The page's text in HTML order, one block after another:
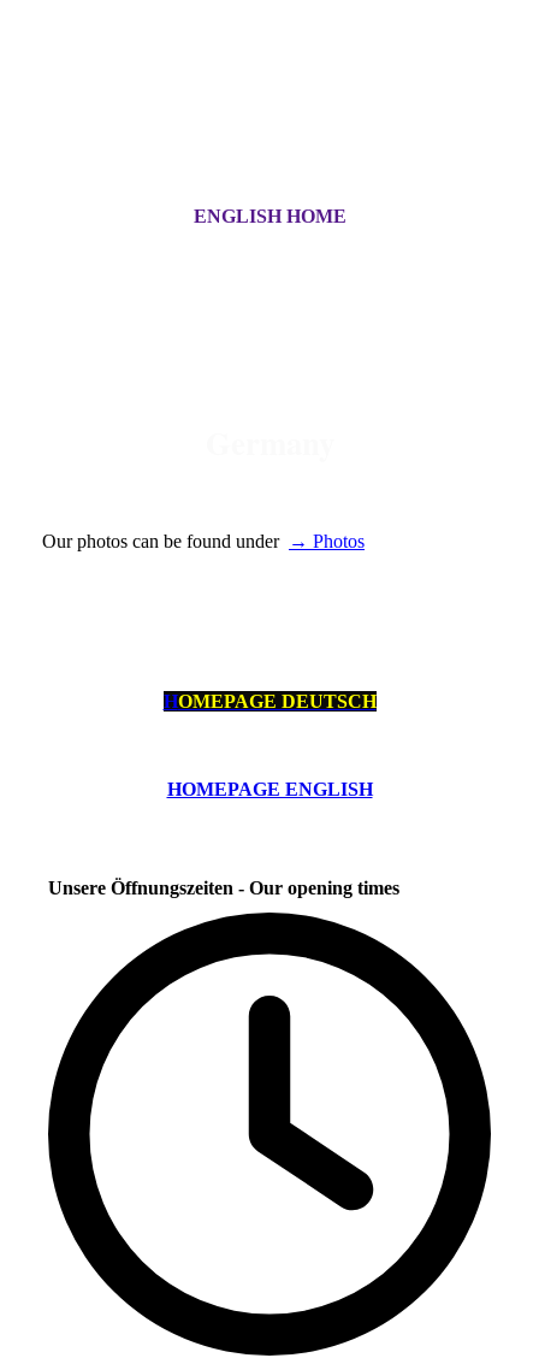
ENGLISH HOME
Our photos can be found under → Photos
HOMEPAGE DEUTSCH
HOMEPAGE ENGLISH
Unsere Öffnungszeiten - Our opening times